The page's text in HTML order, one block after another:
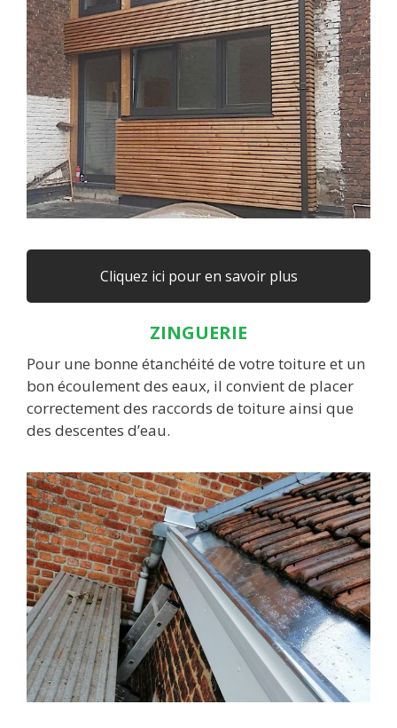
Cliquez ici pour en savoir plus
ZINGUERIE
Pour une bonne étanchéité de votre toiture et un
bon écoulement des eaux, il convient de placer
correctement des raccords de toiture ainsi que
des descentes d’eau.